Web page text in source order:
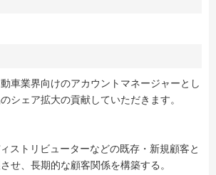
車業界向けのアカウントマネージャーとし
シェア拡大の貢献していただきます。
ストリビューターなどの既存・新規顧客と
せ、長期的な顧客関係を構築する。